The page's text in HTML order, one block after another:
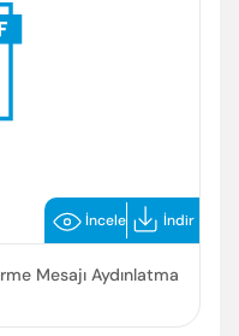
İncele İndir
Mesajı Aydınlatma